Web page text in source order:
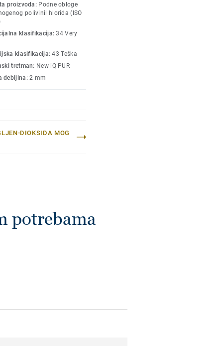
Zahvaljujući nizu
akustične, statičke
Granit je prava
naše kružne
proizvoda: Podne obloge
polivinil hlorida (ISO
klasifikacija:34 Very
klasifikacija:43 Teška
tretman: New iQ PUR
debljina:2 mm
DIOKSIDA MOG
potrebama